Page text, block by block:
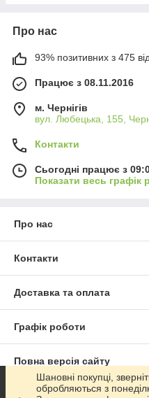
Про нас
93% позитивних з 475
Працює з 08.11.2016
м. Чернігів
вул. Любецька, 155,
Контакти
Сьогодні працює з
Показати весь графік
Про нас
Контакти
Доставка та оплата
Графік роботи
Повна версія сайту
Сайт створено на
Шановні покупці,
обробляються з